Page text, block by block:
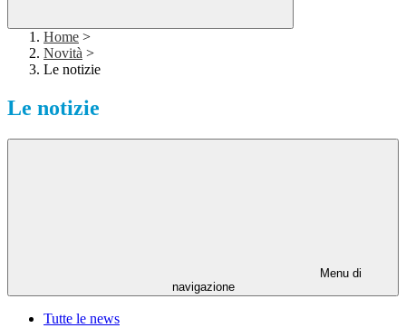
Home >
Novità >
Le notizie
Le notizie
Menu di
navigazione
Tutte le news